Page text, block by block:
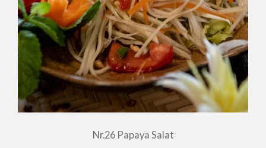
Nr.26 Papaya Salat